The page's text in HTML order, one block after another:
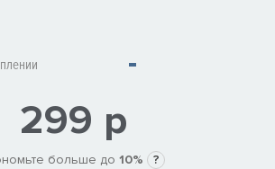
299 р
больше до 10% ?